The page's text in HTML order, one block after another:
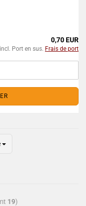
0,70 EUR
Port en sus. Frais de port
19)